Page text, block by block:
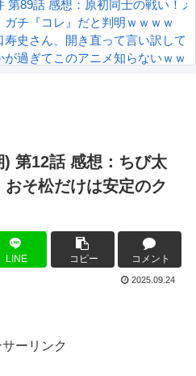
第89話 感想：原初同士の戦い！
ガチ『コレ』だと判明ｗｗｗｗ
寿史さん、開き直って言い訳して
が過ぎてこのアニメ知らないｗｗ
ころってｗｗｗｗｗ
- 京都動乱 第33話の感想
れるなら何処がいいか問題！
) 第12話 感想：ちび太
そ松だけは安定のク
LINE コピー コメント
2025.09.24
ーリンク